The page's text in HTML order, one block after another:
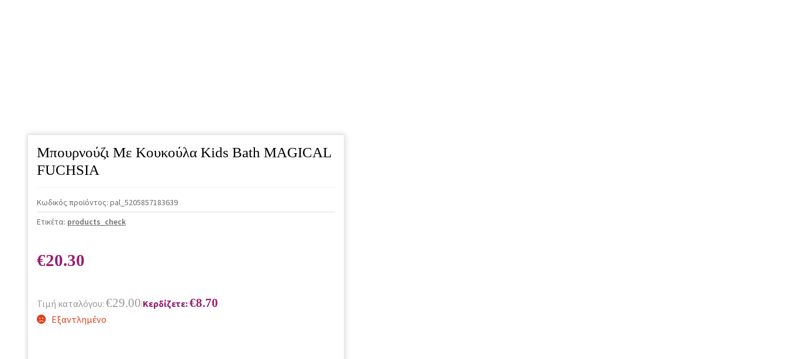
Μπουρνούζι Με Κουκούλα Kids Bath MAGICAL
FUCHSIA
Κωδικός προϊόντος: pal_5205857183639
Ετικέτα: products_check
€20.30
Τιμή καταλόγου: €29.00|Κερδίζετε:€8.70
Εξαντλημένο